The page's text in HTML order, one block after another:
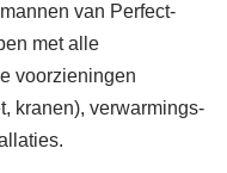
van Perfect-
met alle
voorzieningen
kranen), verwarmings-